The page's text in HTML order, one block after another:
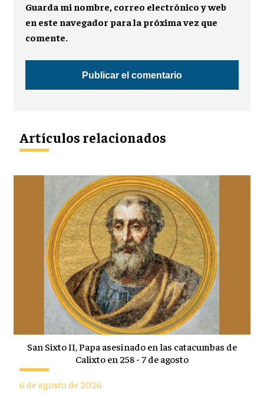
Guarda mi nombre, correo electrónico y web
en este navegador para la próxima vez que
comente.
Artículos relacionados
San Sixto II, Papa asesinado en las catacumbas de
Calixto en 258 - 7 de agosto
6 de agosto de 2026